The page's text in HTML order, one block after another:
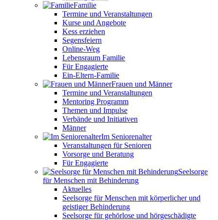
Familie
Termine und Veranstaltungen
Kurse und Angebote
Kess erziehen
Segensfeiern
Online-Weg
Lebensraum Familie
Für Engagierte
Ein-Eltern-Familie
Frauen und Männer
Termine und Veranstaltungen
Mentoring Programm
Themen und Impulse
Verbände und Initiativen
Männer
Im Seniorenalter
Veranstaltungen für Senioren
Vorsorge und Beratung
Für Engagierte
Seelsorge
für Menschen mit Behinderung
Aktuelles
Seelsorge für Menschen mit körperlicher und
geistiger Behinderung
Seelsorge für gehörlose und hörgeschädigte